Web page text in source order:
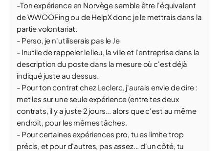
-Ton expérience en Norvège semble être l'équivalent
de WWOOFing ou de HelpX donc je le mettrais dans la
partie volontariat.
- Perso, je n'utiliserais pas le Je
- Inutile de rappeler le lieu, la ville et l'entreprise dans la
description du poste dans la mesure où c'est déjà
indiqué juste au dessus.
- Pour ton contrat chez Leclerc, j'aurais envie de dire :
met les sur une seule expérience (entre tes deux
contrats, il y a juste 2 jours... alors que c'est au même
endroit, pour les mêmes tâches.
- Pour certaines expériences pro, tu es limite trop
précis, et pour d'autres, pas assez... d'un côté, tu